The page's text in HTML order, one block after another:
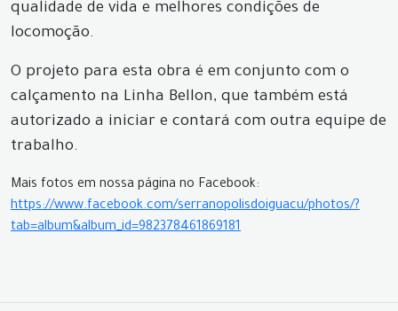
qualidade de vida e melhores condições de
locomoção.
O projeto para esta obra é em conjunto com o
calçamento na Linha Bellon, que também está
autorizado a iniciar e contará com outra equipe de
trabalho.
Mais fotos em nossa página no Facebook:
https://www.facebook.com/serranopolisdoiguacu/photos/?
tab=album&album_id=982378461869181